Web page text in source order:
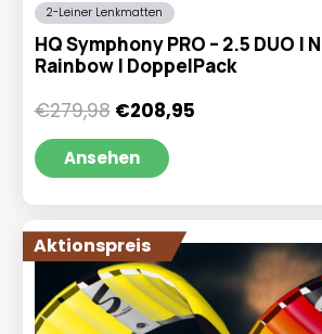
2-Leiner Lenkmatten
HQ Symphony PRO – 2.5 DUO |
Rainbow | DoppelPack
€279,98 Ursprünglicher
Preis
war:
€279,98
€208,95Aktueller
Ansehen
Aktionspreis